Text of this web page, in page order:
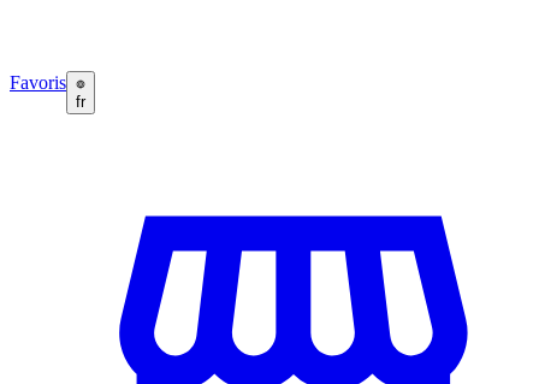
Favoris
fr